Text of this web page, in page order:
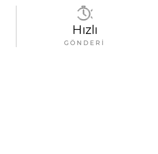
Hızlı
GÖNDERI